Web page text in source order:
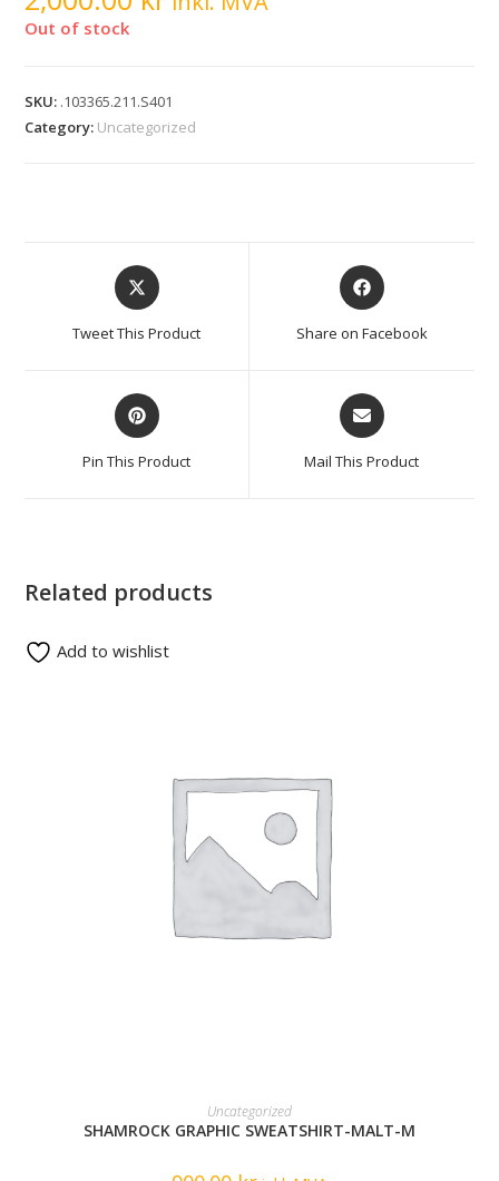
Out of stock
SKU: .103365.211.S401
Category: Uncategorized
Tweet This Product Share on Facebook
Pin This Product Mail This Product
Related products
READ MORE
Uncategorized
SHAMROCK GRAPHIC SWEATSHIRT-MALT-M
Add to wishlist